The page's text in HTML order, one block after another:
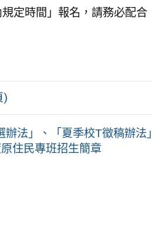
定時間」報名，請務必配合
)
法」、「夏季校T徵稿辦法」
住民專班招生簡章